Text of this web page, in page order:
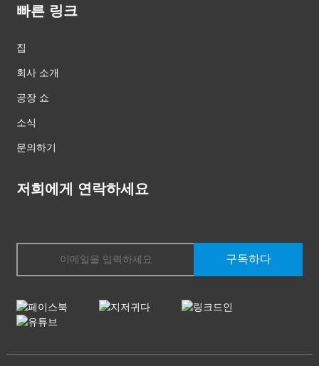
빠른 링크
집
회사 소개
공장 쇼
소식
문의하기
저희에게 연락하세요
구독하다